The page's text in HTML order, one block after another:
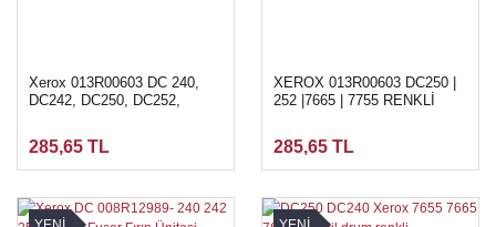
Xerox 013R00603 DC 240,
DC242, DC250, DC252,
285,65 TL
XEROX 013R00603 DC250 |
252 |7665 | 7755 RENKLİ
285,65 TL